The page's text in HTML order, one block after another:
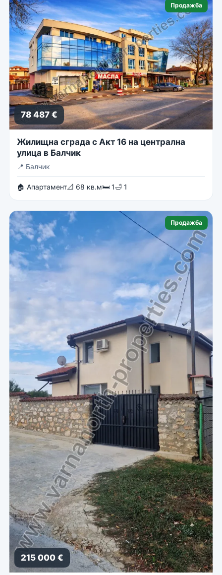
Продажба
78 487 €
Жилищна сграда с Акт 16 на централна
улица в Балчик
📍 Балчик
🏠 Апартамент📐 68 кв.м🛏 1🛁 1
Продажба
215 000 €